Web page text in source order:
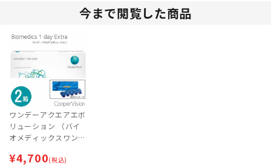
今まで閲覧した商品
ワンデーアクエアエボ
リューション （バイ
オメディックスワンデ
ット | 処方箋なし・処
¥4,700(税込)